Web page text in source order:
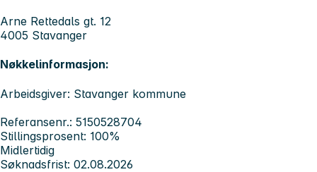
Arne Rettedals gt. 12
4005 Stavanger
Nøkkelinformasjon:
Arbeidsgiver: Stavanger kommune
Referansenr.: 5150528704
Stillingsprosent: 100%
Midlertidig
Søknadsfrist: 02.08.2026